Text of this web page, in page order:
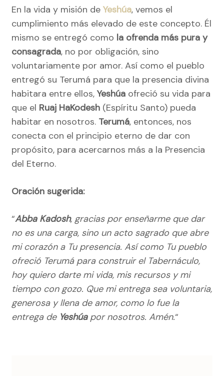
En la vida y misión de Yeshúa, vemos el
cumplimiento más elevado de este concepto. Él
mismo se entregó como la ofrenda más pura y
consagrada, no por obligación, sino
voluntariamente por amor. Así como el pueblo
entregó su Terumá para que la presencia divina
habitara entre ellos, Yeshúa ofreció su vida para
que el Ruaj HaKodesh (Espíritu Santo) pueda
habitar en nosotros. Terumá, entonces, nos
conecta con el principio eterno de dar con
propósito, para acercarnos más a la Presencia
del Eterno.
Oración sugerida:
“Abba Kadosh, gracias por enseñarme que dar
no es una carga, sino un acto sagrado que abre
mi corazón a Tu presencia. Así como Tu pueblo
ofreció Terumá para construir el Tabernáculo,
hoy quiero darte mi vida, mis recursos y mi
tiempo con gozo. Que mi entrega sea voluntaria,
generosa y llena de amor, como lo fue la
entrega de Yeshúapor nosotros. Amén.“